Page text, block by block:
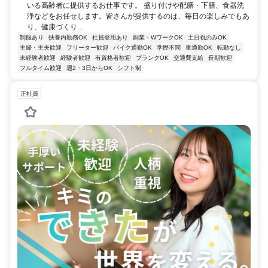
いる高齢者に提供するお仕事です。 盛り付けや配膳・下膳、食器洗
浄などをお任せします。皆さんが提供するのは、毎日の楽しみでもあ
り、健康づくり...
制服あり 扶養内勤務OK 社員登用あり 副業・WワークOK
土日祝のみOK
主婦・主夫歓迎
フリーター歓迎 バイク通勤OK 学歴不問 車通勤OK
転勤なし
未経験者歓迎
経験者歓迎 有資格者歓迎 ブランクOK 交通費支給
長期歓迎
フルタイム歓迎
週2・3日からOK シフト制
正社員